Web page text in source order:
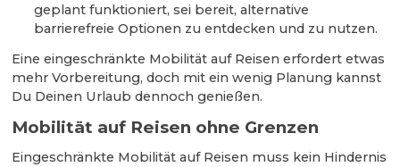
geplant funktioniert, sei bereit, alternative
barrierefreie Optionen zu entdecken und zu nutzen.
Eine eingeschränkte Mobilität auf Reisen erfordert etwas
mehr Vorbereitung, doch mit ein wenig Planung kannst
Du Deinen Urlaub dennoch genießen.
Mobilität auf Reisen ohne Grenzen
Eingeschränkte Mobilität auf Reisen muss kein Hindernis